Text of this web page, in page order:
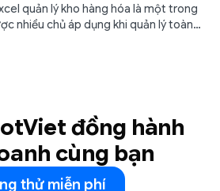
quản lý kho hàng hóa là một trong
nhiều chủ áp dụng khi quản lý toàn
cùng tìm hiểu về phần mềm quản lý
đồng hành
cùng bạn
thử miễn phí